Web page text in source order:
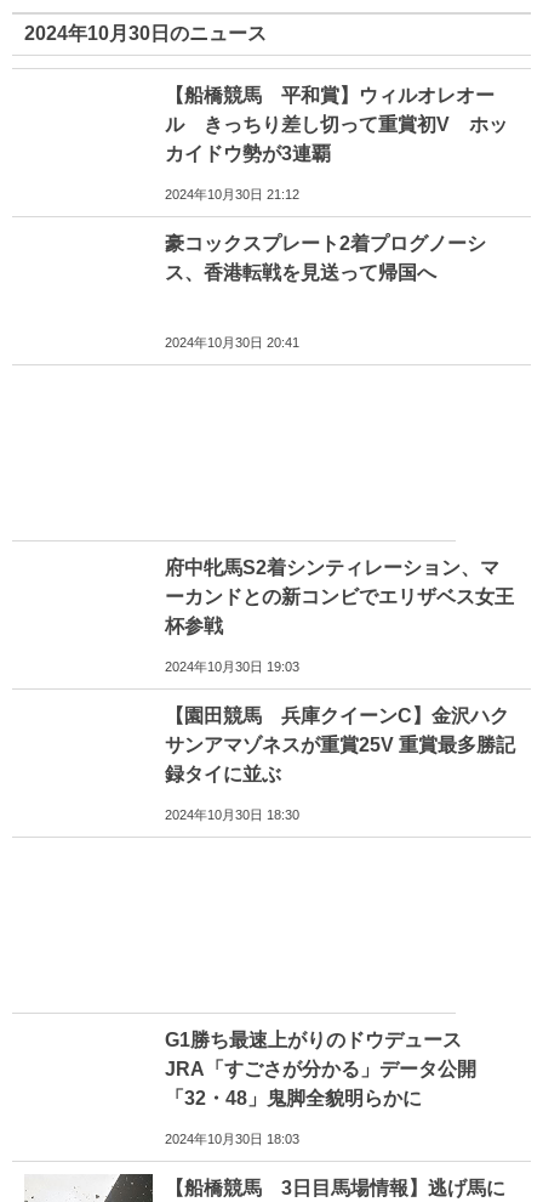
2024年10月30日のニュース
【船橋競馬 平和賞】ウィルオレオー
ル きっちり差し切って重賞初V ホッ
カイドウ勢が3連覇
2024年10月30日 21:12
豪コックスプレート2着プログノーシ
ス、香港転戦を見送って帰国へ
2024年10月30日 20:41
府中牝馬S2着シンティレーション、マ
ーカンドとの新コンビでエリザベス女王
杯参戦
2024年10月30日 19:03
【園田競馬 兵庫クイーンC】金沢ハク
サンアマゾネスが重賞25V 重賞最多勝記
録タイに並ぶ
2024年10月30日 18:30
G1勝ち最速上がりのドウデュース
JRA「すごさが分かる」データ公開
「32・48」鬼脚全貌明らかに
2024年10月30日 18:03
【船橋競馬 3日目馬場情報】逃げ馬に